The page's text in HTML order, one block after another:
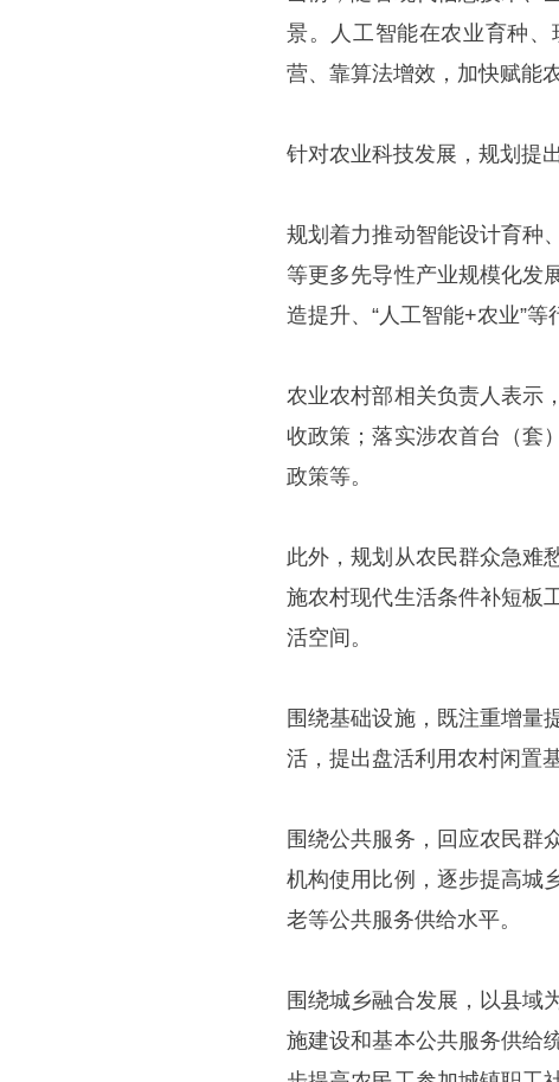
景。人工智能在农业育种
营、靠算法增效，加快赋能
针对农业科技发展，规划提
规划着力推动智能设计育种
等更多先导性产业规模化发
造提升、“人工智能+农业”等
农业农村部相关负责人表示
收政策；落实涉农首台（套
政策等。
此外，规划从农民群众急难
施农村现代生活条件补短板
活空间。
围绕基础设施，既注重增量
活，提出盘活利用农村闲置
围绕公共服务，回应农民群
机构使用比例，逐步提高城
老等公共服务供给水平。
围绕城乡融合发展，以县域
施建设和基本公共服务供给